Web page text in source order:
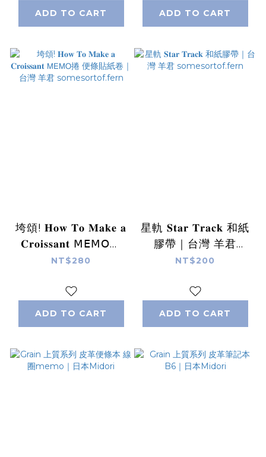
ADD TO CART ADD TO CART
垮頌! 𝐇𝐨𝐰 𝐓𝐨 𝐌𝐚𝐤𝐞 𝐚
𝐂𝐫𝐨𝐢𝐬𝐬𝐚𝐧𝐭 𝖬𝖤𝖬𝖮捲
便條貼紙卷｜台灣 羊
NT$280
ADD TO CART
星軌 𝐒𝐭𝐚𝐫 𝐓𝐫𝐚𝐜𝐤 和紙
膠帶｜台灣 羊君
somesortof.fern
NT$200
ADD TO CART